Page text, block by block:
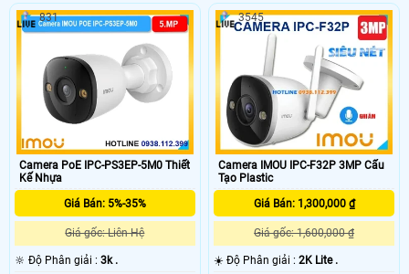
Camera PoE IPC-PS3EP-5M0 Thiết
Kế Nhựa
Giá Bán: 5%-35%
Giá gốc: Liên Hệ
🔆 Độ Phân giải : 3k .
831
Camera IMOU IPC-F32P 3MP Cấu
Tạo Plastic
Giá Bán: 1,300,000 ₫
Giá gốc: 1,600,000 ₫
☀️ Độ Phân giải :2K Lite .
3545